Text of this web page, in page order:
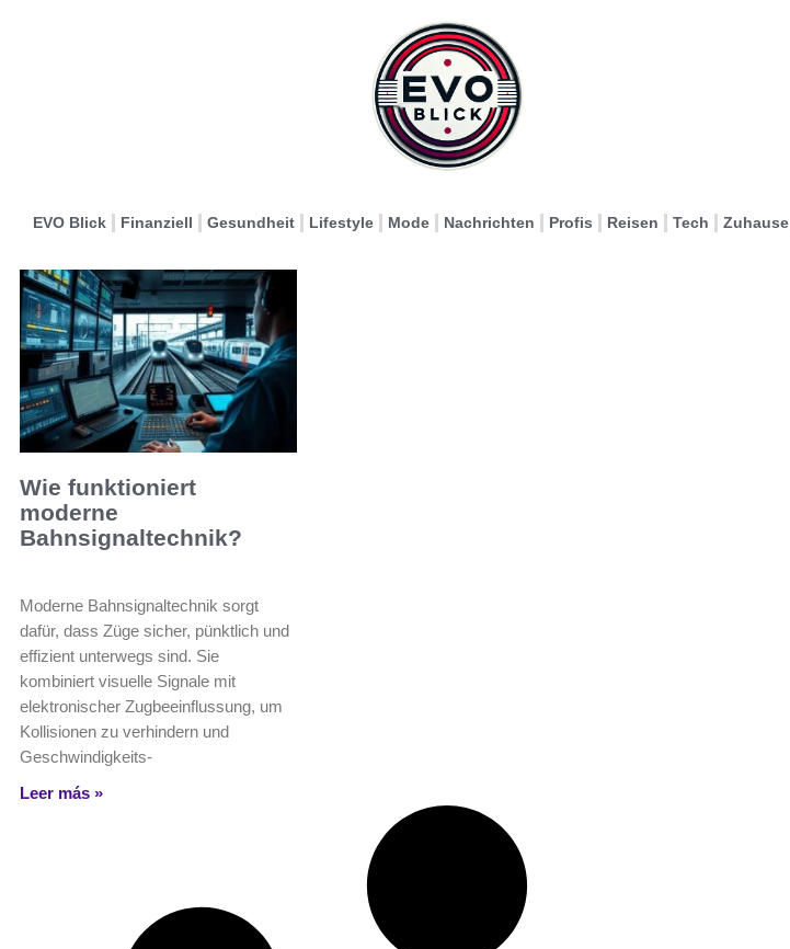
EVO Blick Finanziell Gesundheit Lifestyle Mode Nachrichten Profis Reisen Tech Zuhause
Wie funktioniert
moderne
Bahnsignaltechnik?
Moderne Bahnsignaltechnik sorgt
dafür, dass Züge sicher, pünktlich und
effizient unterwegs sind. Sie
kombiniert visuelle Signale mit
elektronischer Zugbeeinflussung, um
Kollisionen zu verhindern und
Geschwindigkeits-
Leer más »